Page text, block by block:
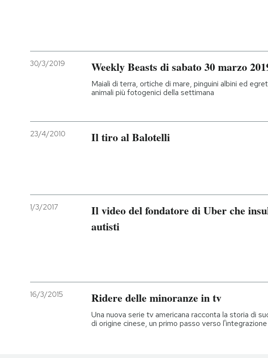
30/3/2019 Weekly Beasts di sabato 30 marzo
Maiali di terra, ortiche di mare, pinguini albini ed
animali più fotogenici della settimana
23/4/2010 Il tiro al Balotelli
1/3/2017
Il video del fondatore di Uber che
autisti
16/3/2015 Ridere delle minoranze in tv
Una nuova serie tv americana racconta la storia di
di origine cinese, un primo passo verso